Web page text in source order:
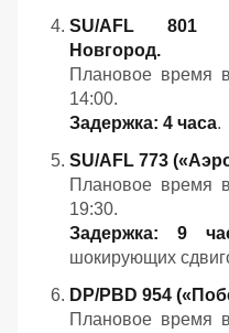
SU/AFL 801
Новгород.
Плановое время
14:00.
Задержка: 4 часа.
SU/AFL 773
Плановое время
19:30.
Задержка: 9
шокирующих
DP/PBD 954
Плановое время